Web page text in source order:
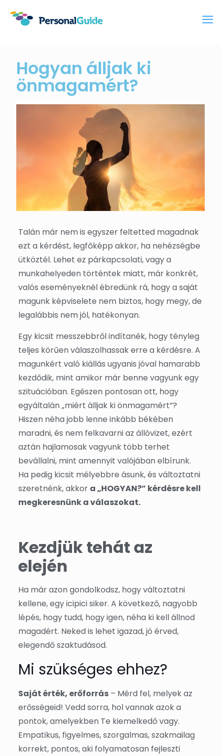
Hogyan álljak ki
önmagamért?
Talán már nem is egyszer feltetted magadnak
ezt a kérdést, legfőképp akkor, ha nehézségbe
ütköztél. Lehet ez párkapcsolati, vagy a
munkahelyeden történtek miatt, már konkrét,
valós eseményeknél ébredünk rá, hogy a saját
magunk képviselete nem biztos, hogy megy, de
legalábbis nem jól, hatékonyan.
Egy kicsit messzebbről indítanék, hogy tényleg
teljes körűen válaszolhassak erre a kérdésre. A
magunkért való kiállás ugyanis jóval hamarabb
kezdődik, mint amikor már benne vagyunk egy
szituációban. Egészen pontosan ott, hogy
egyáltalán „miért álljak ki önmagamért”?
Hiszen néha jobb lenne inkább békében
maradni, és nem felkavarni az állóvizet, ezért
aztán hajlamosak vagyunk több terhet
bevállalni, mint amennyit valójában elbírunk.
Ha pedig kicsit mélyebbre ásunk, és változtatni
szeretnénk, akkor a „HOGYAN?” kérdésre kell
megkeresnünk a válaszokat.
Kezdjük tehát az
elején
Ha már azon gondolkodsz, hogy változtatni
kellene, egy icipici siker. A következő, nagyobb
lépés, hogy tudd, hogy igen, néha ki kell állnod
magadért. Neked is lehet igazad, jó érved,
elegendő szaktudásod.
Mi szükséges ehhez?
Saját érték, erőforrás– Mérd fel, melyek az
erősségeid! Vedd sorra, hol vannak azok a
pontok, amelyekben Te kiemelkedő vagy.
Empatikus, figyelmes, szorgalmas, szakmailag
korrekt, pontos, aki folyamatosan fejleszti